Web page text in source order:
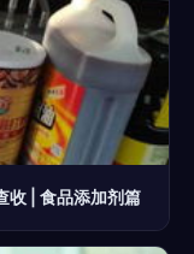
收 | 食品添加剂篇